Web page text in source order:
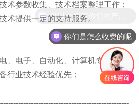
术参数收集、技术档案整理工作；
术提供一定的支持服务。
、电子、自动化、计算机专业；
行业技术经验优先；
你们是怎么收费的呢